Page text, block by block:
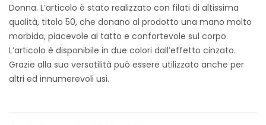
Donna. L’articolo è stato realizzato con filati di altissima
qualità, titolo 50, che donano al prodotto una mano molto
morbida, piacevole al tatto e confortevole sul corpo.
L’articolo è disponibile in due colori dall’effetto cinzato.
Grazie alla sua versatilità può essere utilizzato anche per
altri ed innumerevoli usi.